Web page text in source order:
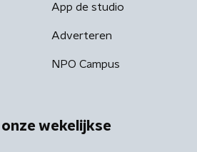
App de studio
Adverteren
NPO Campus
wekelijkse